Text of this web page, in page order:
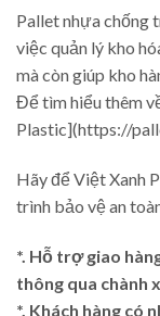
Pallet nhựa chống
việc quản lý kho
mà còn giúp kho
Để tìm hiểu thêm
Plastic](https://
Hãy để Việt Xanh
trình bảo vệ an
*. Hỗ trợ giao
thông qua chành
*. Khách hàng có